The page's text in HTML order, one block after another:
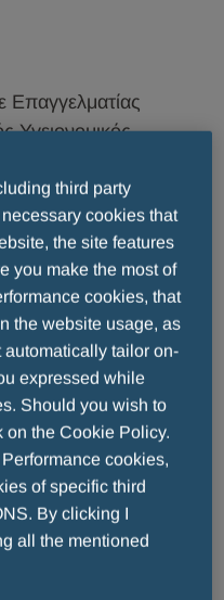
Επαγγελματίας
Υγειονομικός
έδρα ή νομική
περιλαμβάνει
χαρακτηρίζεται
ως Επαγγελματίας
του ή έχει την
στην
του επαγγέλματός
αγοράσει,
φαρμακευτικά
πολιτικής για
υπάγεται ρητώς
Προς
third party
cookies that
the site features
you make the most of
cookies, that
the website usage, as
tailor on-
expressed while
Should you wish to
on the Cookie Policy.
cookies,
of specific third
By clicking I
all the mentioned